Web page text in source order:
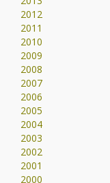
2012
2011
2010
2009
2008
2007
2006
2005
2004
2003
2002
2001
2000